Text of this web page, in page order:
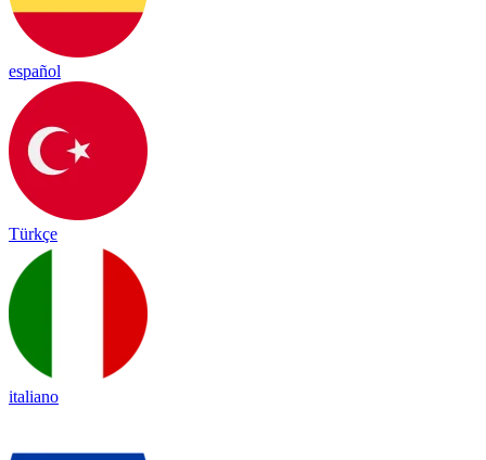
español
Türkçe
italiano